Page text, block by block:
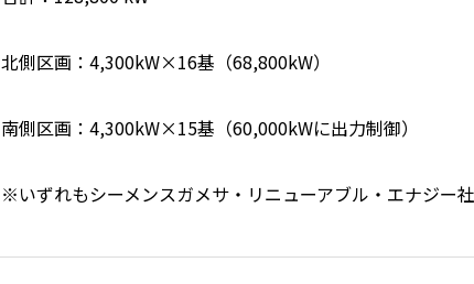
北側区画：4,300kW×16基（68,800kW）
南側区画：4,300kW×15基（60,000kWに出力制御）
※いずれもシーメンスガメサ・リニューアブル・エナジー